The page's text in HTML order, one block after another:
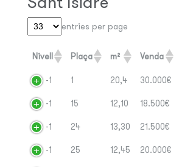
entries per page
Nivell Plaça m² Venda
-1 1 20,4 30.000€
-1 15 12,10 18.500€
-1 24 13,30 21.500€
-1 25 12,45 20.000€